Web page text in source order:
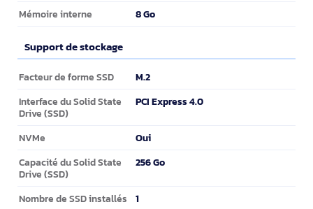
Mémoire interne 8 Go
Support de stockage
Support de stockage
Facteur de forme SSD M.2
Interface du Solid State
Drive (SSD)
PCI Express 4.0
NVMe Oui
Capacité du Solid State
Drive (SSD)
256 Go
Nombre de SSD installés 1